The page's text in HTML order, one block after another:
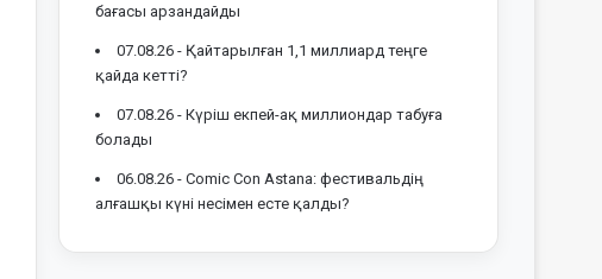
бағасы арзандайды
07.08.26 - Қайтарылған 1,1 миллиард теңге
қайда кетті?
07.08.26 -Күріш екпей-ақ миллиондар табуға
болады
06.08.26 -Comic Con Astana: фестивальдің
алғашқы күні несімен есте қалды?